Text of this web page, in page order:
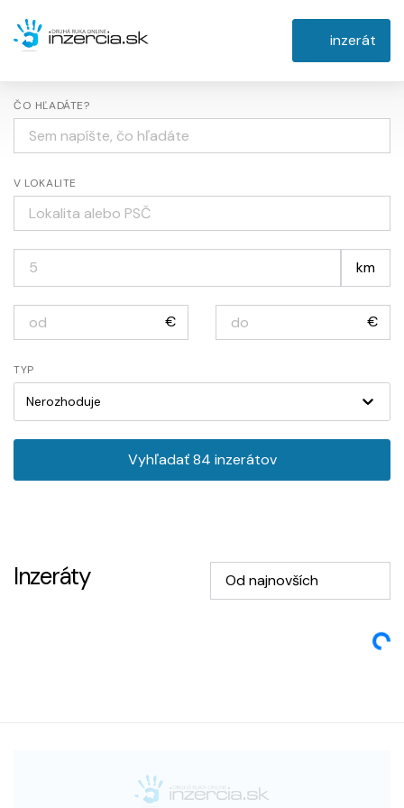
inzerát
ČO HĽADÁTE?
V LOKALITE
km
€ €
TYP
Nerozhoduje
Vyhľadať84 inzerátov
Inzeráty Od najnovších
Loading...